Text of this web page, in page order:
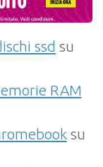
ssd su
RAM
su